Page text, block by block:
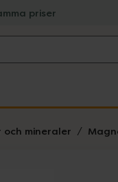
priser
och mineraler